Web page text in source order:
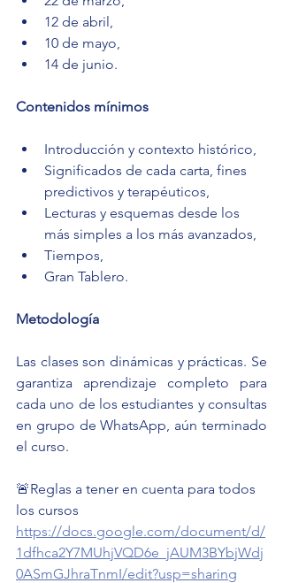
12 de abril,
10 de mayo,
14 de junio.
Contenidos mínimos
Introducción y contexto histórico,
Significados de cada carta, fines
predictivos y terapéuticos,
Lecturas y esquemas desde los
más simples a los más avanzados,
Tiempos,
Gran Tablero.
Metodología
Las clases son dinámicas y prácticas. Se
garantiza aprendizaje completo para
cada uno de los estudiantes y consultas
en grupo de WhatsApp, aún terminado
el curso.
🚨Reglas a tener en cuenta para todos
los cursos
https://docs.google.com/document/d/
1dfhca2Y7MUhjVQD6e_jAUM3BYbjWdj
0ASmGJhraTnmI/edit?usp=sharing